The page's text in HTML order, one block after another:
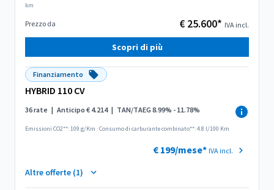
km
Prezzo da € 25.600* IVA incl.
Scopri di più
Finanziamento
HYBRID 110 CV
36 rate | Anticipo € 4.214 | TAN/TAEG 8.99% - 11.78%
Emissioni CO2**: 109 g/Km ·Consumo di carburante combinato**: 4.8 l/100 Km
€ 199/mese* IVA incl.
Altre offerte (1)